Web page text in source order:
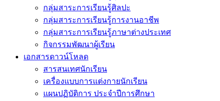
กลุ่มสาระการเรียนรู้ศิลปะ
กลุ่มสาระการเรียนรู้การงานอาชีพ
กลุ่มสาระการเรียนรู้ภาษาต่างประเทศ
กิจกรรมพัฒนาผู้เรียน
เอกสารดาวน์โหลด
สารสนเทศนักเรียน
เครื่องแบบการแต่งกายนักเรียน
แผนปฏิบัติการ ประจำปีการศึกษา